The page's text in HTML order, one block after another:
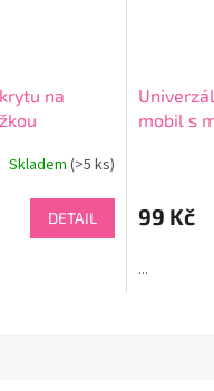
na
Skladem (>5 ks)
DETAIL
mobil s
produktu
je
z
99 Kč
...